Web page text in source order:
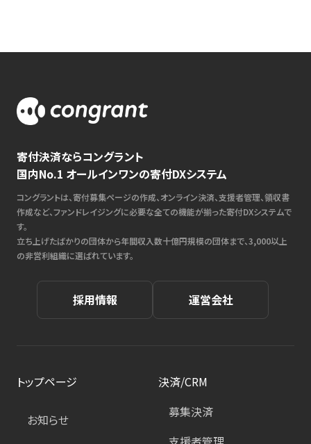
寄付決済ならコングラント
国内No.1 オールインワンの寄付DXシステム
コングラントは、寄付募集ページの作成、オンライン決済、支援者管理、領収書
作成など、ファンドレイジングに必要な全ての機能が揃った寄付DXシステムで
す。
立ち上げたばかりの団体から年間収入数十億円規模の団体まで、3,000以上
の非営利組織に選ばれています。
採用情報 運営会社
トップページ
お知らせ
決済/CRM
募集決済